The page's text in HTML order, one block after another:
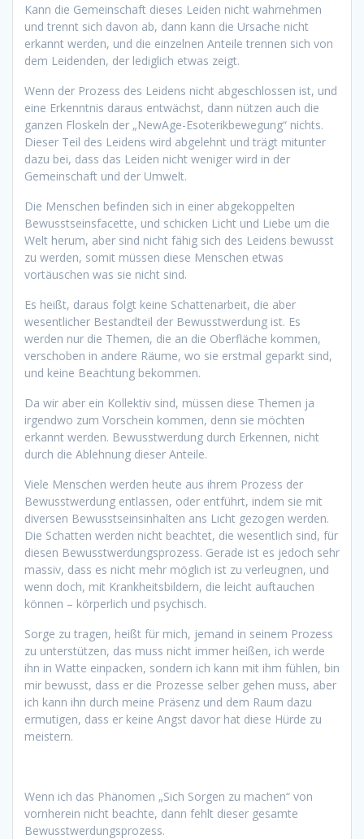
Kann die Gemeinschaft dieses Leiden nicht wahrnehmen
und trennt sich davon ab, dann kann die Ursache nicht
erkannt werden, und die einzelnen Anteile trennen sich von
dem Leidenden, der lediglich etwas zeigt.
Wenn der Prozess des Leidens nicht abgeschlossen ist, und
eine Erkenntnis daraus entwächst, dann nützen auch die
ganzen Floskeln der „NewAge-Esoterikbewegung“ nichts.
Dieser Teil des Leidens wird abgelehnt und trägt mitunter
dazu bei, dass das Leiden nicht weniger wird in der
Gemeinschaft und der Umwelt.
Die Menschen befinden sich in einer abgekoppelten
Bewusstseinsfacette, und schicken Licht und Liebe um die
Welt herum, aber sind nicht fähig sich des Leidens bewusst
zu werden, somit müssen diese Menschen etwas
vortäuschen was sie nicht sind.
Es heißt, daraus folgt keine Schattenarbeit, die aber
wesentlicher Bestandteil der Bewusstwerdung ist. Es
werden nur die Themen, die an die Oberfläche kommen,
verschoben in andere Räume, wo sie erstmal geparkt sind,
und keine Beachtung bekommen.
Da wir aber ein Kollektiv sind, müssen diese Themen ja
irgendwo zum Vorschein kommen, denn sie möchten
erkannt werden. Bewusstwerdung durch Erkennen, nicht
durch die Ablehnung dieser Anteile.
Viele Menschen werden heute aus ihrem Prozess der
Bewusstwerdung entlassen, oder entführt, indem sie mit
diversen Bewusstseinsinhalten ans Licht gezogen werden.
Die Schatten werden nicht beachtet, die wesentlich sind, für
diesen Bewusstwerdungsprozess. Gerade ist es jedoch sehr
massiv, dass es nicht mehr möglich ist zu verleugnen, und
wenn doch, mit Krankheitsbildern, die leicht auftauchen
können – körperlich und psychisch.
Sorge zu tragen, heißt für mich, jemand in seinem Prozess
zu unterstützen, das muss nicht immer heißen, ich werde
ihn in Watte einpacken, sondern ich kann mit ihm fühlen, bin
mir bewusst, dass er die Prozesse selber gehen muss, aber
ich kann ihn durch meine Präsenz und dem Raum dazu
ermutigen, dass er keine Angst davor hat diese Hürde zu
meistern.
Wenn ich das Phänomen „Sich Sorgen zu machen“ von
vornherein nicht beachte, dann fehlt dieser gesamte
Bewusstwerdungsprozess.